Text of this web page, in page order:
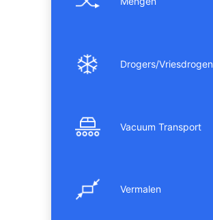
Drogers/Vriesdrogen
Vacuum Transport
Vermalen